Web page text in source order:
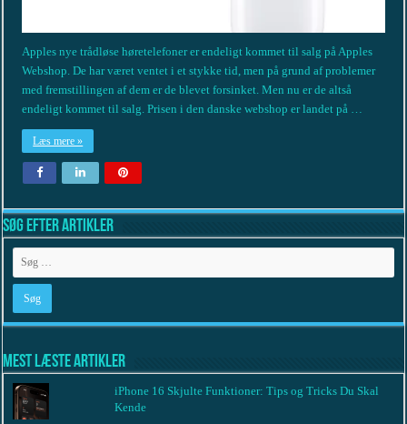
Apples nye trådløse høretelefoner er endeligt kommet til salg på Apples
Webshop. De har været ventet i et stykke tid, men på grund af problemer
med fremstillingen af dem er de blevet forsinket. Men nu er de altså
endeligt kommet til salg. Prisen i den danske webshop er landet på …
Læs mere »
Søg efter artikler
Mest læste artikler
iPhone 16 Skjulte Funktioner: Tips og Tricks Du Skal
Kende